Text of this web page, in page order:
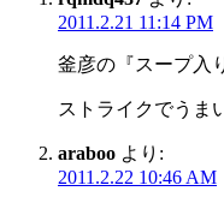
2011.2.21 11:14 PM
釜彦の『スープ入
ストライクでうま
araboo より:
2011.2.22 10:46 AM